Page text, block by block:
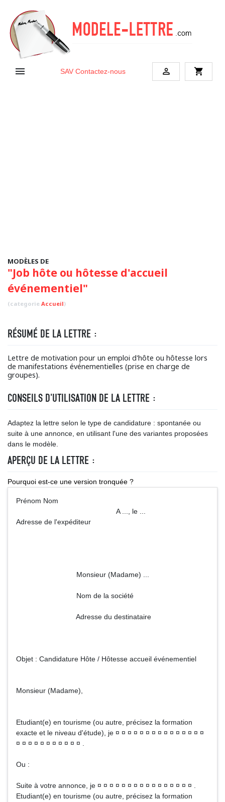
 SAV Contactez-nous  shopping_cart
MODÈLES DE
"Job hôte ou hôtesse d'accueil
événementiel"
(categorie Accueil)
RÉSUMÉ DE LA LETTRE :
Lettre de motivation pour un emploi d'hôte ou hôtesse lors
de manifestations événementielles (prise en charge de
groupes).
CONSEILS D'UTILISATION DE LA LETTRE :
Adaptez la lettre selon le type de candidature : spontanée ou
suite à une annonce, en utilisant l'une des variantes proposées
dans le modèle.
APERÇU DE LA LETTRE :
Pourquoi est-ce une version tronquée ?
Prénom Nom
A ..., le ...
Adresse de l'expéditeur
Monsieur (Madame) ...
Nom de la société
Adresse du destinataire
Objet : Candidature Hôte / Hôtesse accueil événementiel
Monsieur (Madame),
Etudiant(e) en tourisme (ou autre, précisez la formation
exacte et le niveau d'étude), je ¤ ¤ ¤ ¤ ¤ ¤ ¤ ¤ ¤ ¤ ¤ ¤ ¤ ¤ ¤
¤ ¤ ¤ ¤ ¤ ¤ ¤ ¤ ¤ ¤ ¤ .
Ou :
Suite à votre annonce, je ¤ ¤ ¤ ¤ ¤ ¤ ¤ ¤ ¤ ¤ ¤ ¤ ¤ ¤ ¤ ¤ .
Etudiant(e) en tourisme (ou autre, précisez la formation